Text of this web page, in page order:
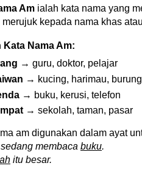
Am ialah kata nama yang
merujuk kepada nama khas
Nama Am:
→ guru, doktor, pelajar
→ kucing, harimau, burung
→ buku, kerusi, telefon
→ sekolah, taman, pasar
am digunakan dalam ayat
membaca buku.
itu besar.